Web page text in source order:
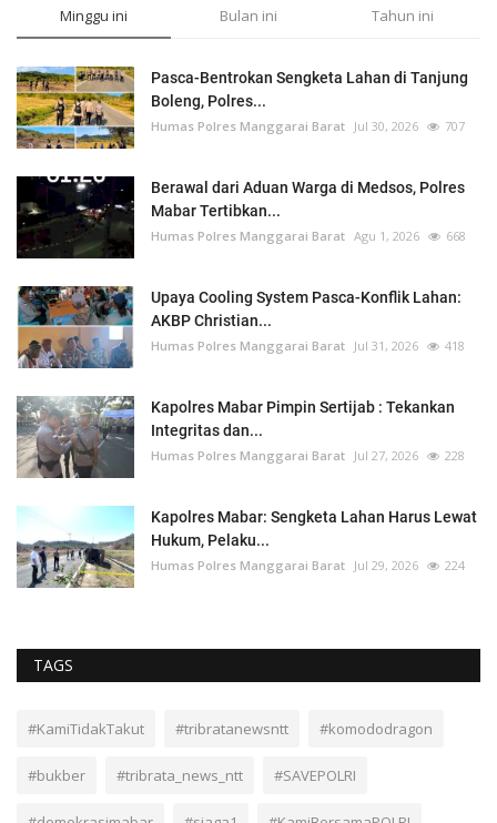
Minggu ini Bulan ini Tahun ini
Pasca-Bentrokan Sengketa Lahan di Tanjung
Boleng, Polres...
Humas Polres Manggarai Barat Jul 30, 2026 707
Berawal dari Aduan Warga di Medsos, Polres
Mabar Tertibkan...
Humas Polres Manggarai Barat Agu 1, 2026 668
Upaya Cooling System Pasca-Konflik Lahan:
AKBP Christian...
Humas Polres Manggarai Barat Jul 31, 2026 418
Kapolres Mabar Pimpin Sertijab : Tekankan
Integritas dan...
Humas Polres Manggarai Barat Jul 27, 2026 228
Kapolres Mabar: Sengketa Lahan Harus Lewat
Hukum, Pelaku...
Humas Polres Manggarai Barat Jul 29, 2026 224
TAGS
#KamiTidakTakut #tribratanewsntt #komododragon
#bukber #tribrata_news_ntt #SAVEPOLRI